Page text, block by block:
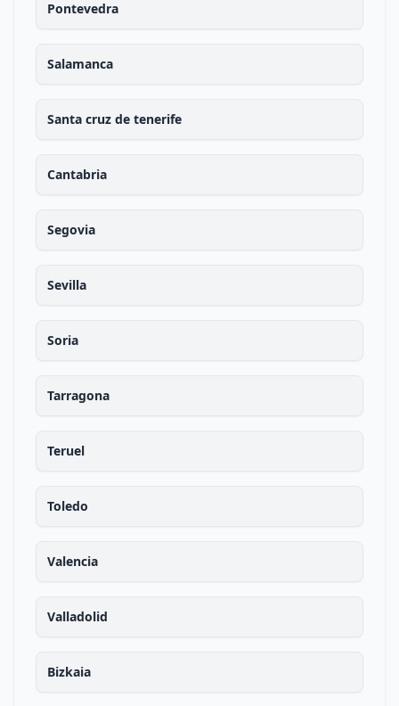
Pontevedra
Salamanca
Santa cruz de tenerife
Cantabria
Segovia
Sevilla
Soria
Tarragona
Teruel
Toledo
Valencia
Valladolid
Bizkaia